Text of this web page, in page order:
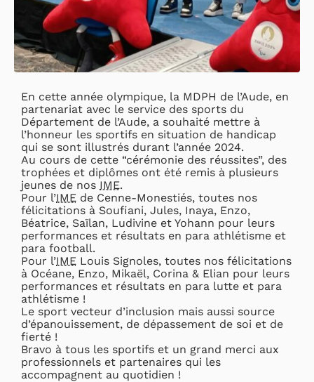
En cette année olympique, la MDPH de l’Aude, en
partenariat avec le service des sports du
Département de l’Aude, a souhaité mettre à
l’honneur les sportifs en situation de handicap
qui se sont illustrés durant l’année 2024.
Au cours de cette “cérémonie des réussites”, des
trophées et diplômes ont été remis à plusieurs
jeunes de nos IME.
Pour l’IME de Cenne-Monestiés, toutes nos
félicitations à Soufiani, Jules, Inaya, Enzo,
Béatrice, Saïlan, Ludivine et Yohann pour leurs
performances et résultats en para athlétisme et
para football.
Pour l’IME Louis Signoles, toutes nos félicitations
à Océane, Enzo, Mikaël, Corina & Elian pour leurs
performances et résultats en para lutte et para
athlétisme !
Le sport vecteur d’inclusion mais aussi source
d’épanouissement, de dépassement de soi et de
fierté !
Bravo à tous les sportifs et un grand merci aux
professionnels et partenaires qui les
accompagnent au quotidien !